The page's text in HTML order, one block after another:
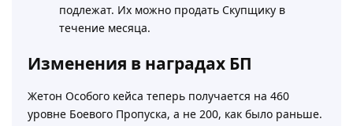
подлежат. Их можно продать Скупщику в
течение месяца.
Изменения в наградах БП
Жетон Особого кейса теперь получается на 460
уровне Боевого Пропуска, а не 200, как было раньше.